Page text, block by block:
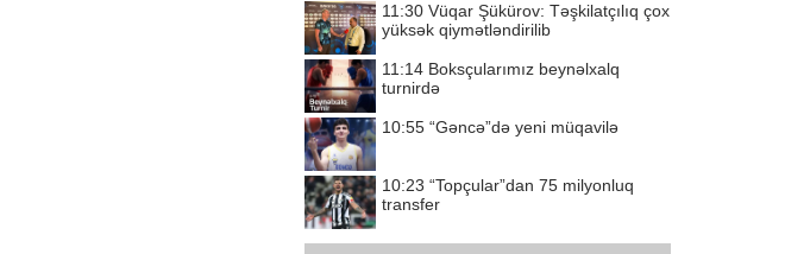
11:30 Vüqar Şükürov: Təşkilatçılıq çox
yüksək qiymətləndirilib
11:14 Boksçularımız beynəlxalq
turnirdə
10:55 “Gəncə”də yeni müqavilə
10:23 “Topçular”dan 75 milyonluq
transfer